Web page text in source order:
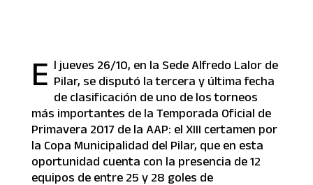
E l jueves 26/10, en la Sede Alfredo Lalor de
Pilar, se disputó la tercera y última fecha
de clasificación de uno de los torneos
más importantes de la Temporada Oficial de
Primavera 2017 de la AAP: el XIII certamen por
la Copa Municipalidad del Pilar, que en esta
oportunidad cuenta con la presencia de 12
equipos de entre 25 y 28 goles de